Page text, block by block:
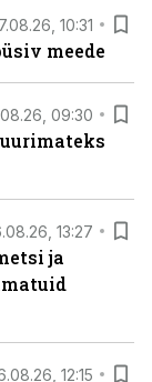
10:31
meede
09:30
13:27
ja
12:15